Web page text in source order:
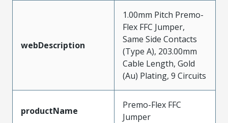
webDescription
1.00mm Pitch Premo-
Flex FFC Jumper,
Same Side Contacts
(Type A), 203.00mm
Cable Length, Gold
(Au) Plating, 9 Circuits
productName
Premo-Flex FFC
Jumper